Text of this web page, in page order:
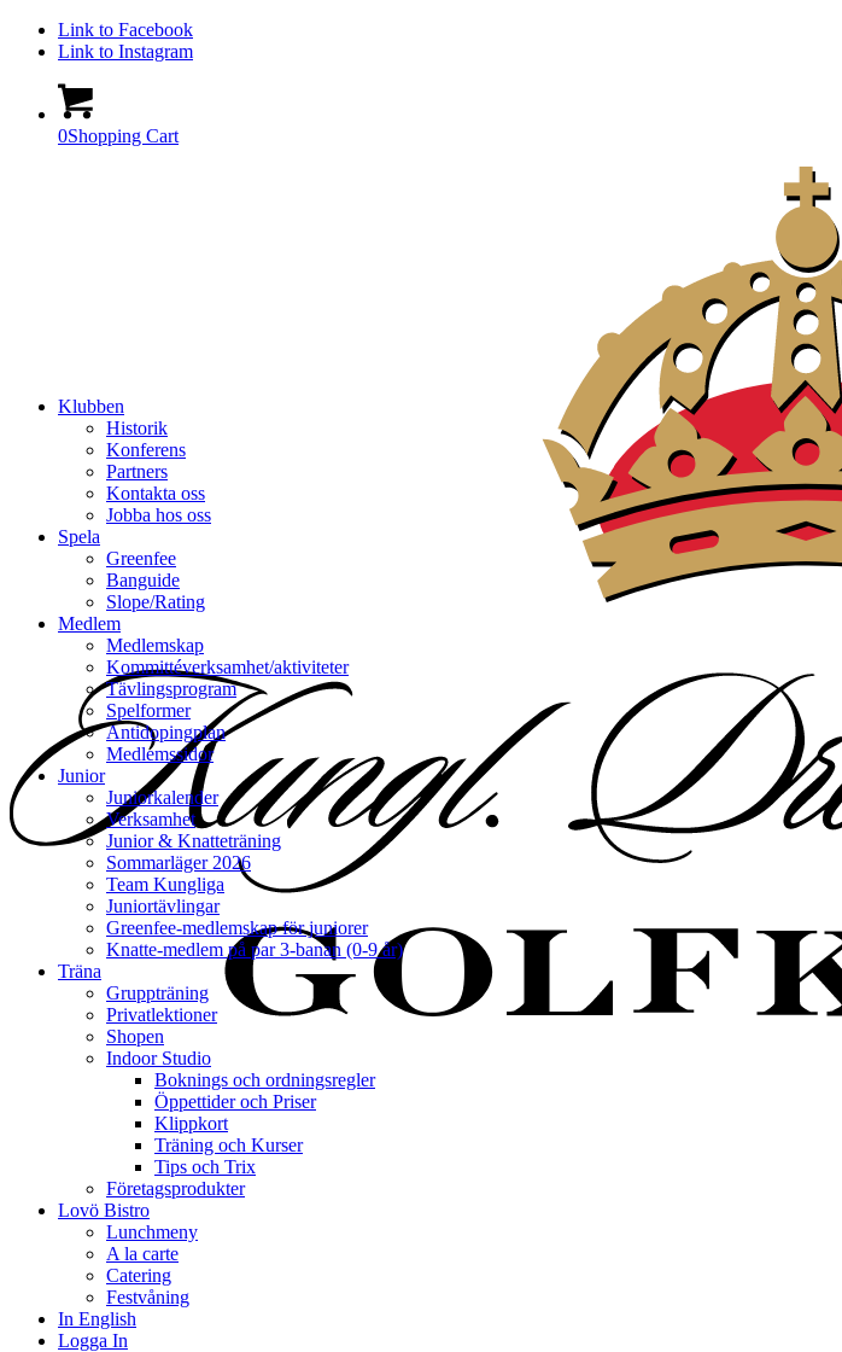
Link to Facebook
Link to Instagram
0Shopping Cart
Klubben
Historik
Konferens
Partners
Kontakta oss
Jobba hos oss
Spela
Greenfee
Banguide
Slope/Rating
Medlem
Medlemskap
Kommittéverksamhet/aktiviteter
Tävlingsprogram
Spelformer
Antidopingplan
Medlemssidor
Junior
Juniorkalender
Verksamhet
Junior & Knatteträning
Sommarläger 2026
Team Kungliga
Juniortävlingar
Greenfee-medlemskap för juniorer
Knatte-medlem på par 3-banan (0-9 år)
Träna
Gruppträning
Privatlektioner
Shopen
Indoor Studio
Boknings och ordningsregler
Öppettider och Priser
Klippkort
Träning och Kurser
Tips och Trix
Företagsprodukter
Lovö Bistro
Lunchmeny
A la carte
Catering
Festvåning
In English
Logga In